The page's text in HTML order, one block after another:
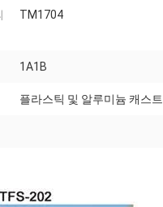
TM1704
1A1B
플라스틱 및 알루미늄 캐스트